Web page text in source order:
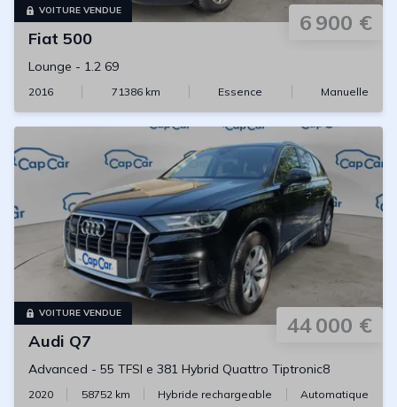
VOITURE VENDUE 6 900 €
Fiat 500
Lounge - 1.2 69
2016 71386km Essence Manuelle
VOITURE VENDUE 44 000 €
Audi Q7
Advanced - 55 TFSI e 381 Hybrid Quattro Tiptronic8
2020 58752km Hybride rechargeable Automatique